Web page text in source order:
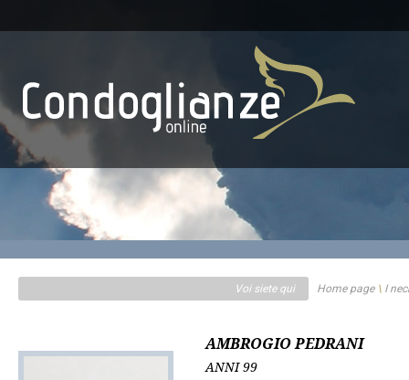
Voi siete qui Home page\ I
AMBROGIO PEDRANI
ANNI99